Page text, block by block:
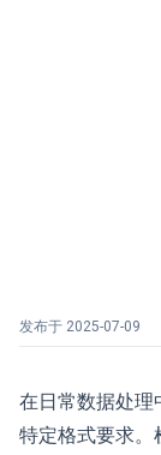
发布于 2025-07-09
在日常数据处理
特定格式要求。